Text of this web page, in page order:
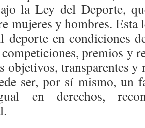
la Ley del Deporte,
mujeres y hombres. Esta
deporte en condiciones
premios y
objetivos, transparentes
ser, por sí mismo, un
en derechos,